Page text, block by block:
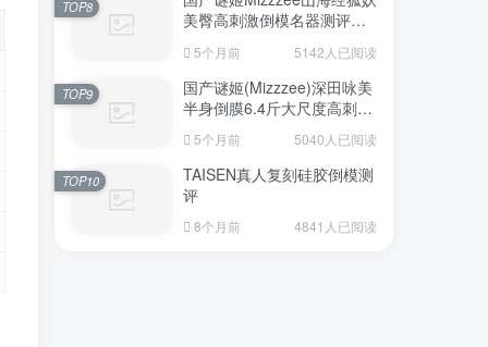
美臀高刺激倒模名器测评报
5个月前 5142人已阅读
TOP8
国产谜姬(Mizzzee)深田咏美
半身倒膜6.4斤大尺度高刺激
5个月前 5040人已阅读
TOP9
TAISEN真人复刻硅胶倒模测
评
8个月前 4841人已阅读
TOP10